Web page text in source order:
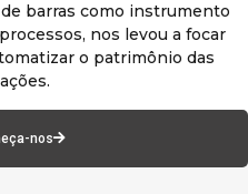
barras como instrumento
nos levou a focar
o patrimônio das
nos